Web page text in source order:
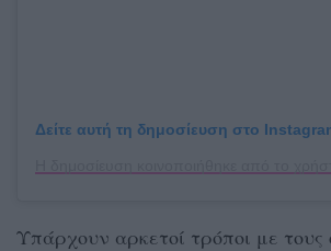
Δείτε αυτή τη δημοσίευση στο
Υπάρχουν αρκετοί τρόποι με τους